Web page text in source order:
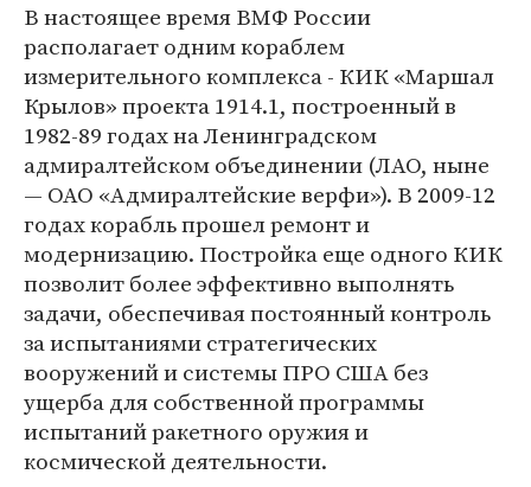
В настоящее время ВМФ России
располагает одним кораблем
измерительного комплекса - КИК «Маршал
Крылов» проекта 1914.1, построенный в
1982-89 годах на Ленинградском
адмиралтейском объединении (ЛАО, ныне
— ОАО «Адмиралтейские верфи»). В 2009-12
годах корабль прошел ремонт и
модернизацию. Постройка еще одного КИК
позволит более эффективно выполнять
задачи, обеспечивая постоянный контроль
за испытаниями стратегических
вооружений и системы ПРО США без
ущерба для собственной программы
испытаний ракетного оружия и
космической деятельности.